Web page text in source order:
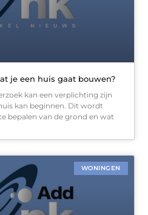
je een huis gaat bouwen?
kan een verplichting zijn
kan beginnen. Dit wordt
bepalen van de grond en wat
WONINGEN